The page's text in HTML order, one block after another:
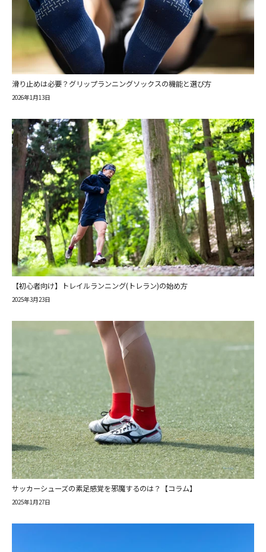
滑り止めは必要？グリップランニングソックスの機能と選び方
2026年1月13日
【初心者向け】トレイルランニング(トレラン)の始め方
2025年3月23日
サッカーシューズの素足感覚を邪魔するのは？【コラム】
2025年1月27日